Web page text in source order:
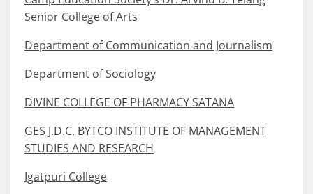
Senior College of Arts
Department of Communication and Journalism
Department of Sociology
DIVINE COLLEGE OF PHARMACY SATANA
GES J.D.C. BYTCO INSTITUTE OF MANAGEMENT
STUDIES AND RESEARCH
Igatpuri College